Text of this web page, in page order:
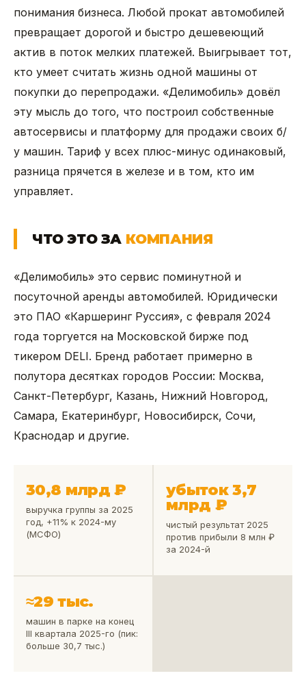
понимания бизнеса. Любой прокат автомобилей
превращает дорогой и быстро дешевеющий
актив в поток мелких платежей. Выигрывает тот,
кто умеет считать жизнь одной машины от
покупки до перепродажи. «Делимобиль» довёл
эту мысль до того, что построил собственные
автосервисы и платформу для продажи своих б/
у машин. Тариф у всех плюс-минус одинаковый,
разница прячется в железе и в том, кто им
управляет.
ЧТО ЭТО ЗА КОМПАНИЯ
«Делимобиль» это сервис поминутной и
посуточной аренды автомобилей. Юридически
это ПАО «Каршеринг Руссия», с февраля 2024
года торгуется на Московской бирже под
тикером DELI. Бренд работает примерно в
полутора десятках городов России: Москва,
Санкт-Петербург, Казань, Нижний Новгород,
Самара, Екатеринбург, Новосибирск, Сочи,
Краснодар и другие.
30,8 млрд ₽
выручка группы за 2025
год, +11% к 2024-му
(МСФО)
убыток 3,7
млрд ₽
чистый результат 2025
против прибыли 8 млн ₽
за 2024-й
≈29 тыс.
машин в парке на конец
III квартала 2025-го (пик:
больше 30,7 тыс.)